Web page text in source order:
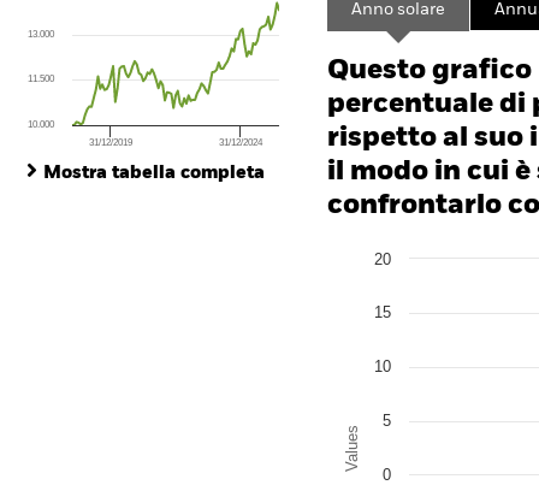
The chart has 1 X axis displaying Time. Range: 2018-07-01 00:00:00 to
The chart has 1 Y axis displaying values. Range: 0 to 45.
31/12/2019 31/12/2024
10.000
11.500
13.000
Mostra tabella completa
Anno solare
Questo
percentuale di
rispetto al suo
il modo in cui
confrontarlo
Bar chart with 2 data
The chart has 1 Y axis
Values
0
5
10
15
20